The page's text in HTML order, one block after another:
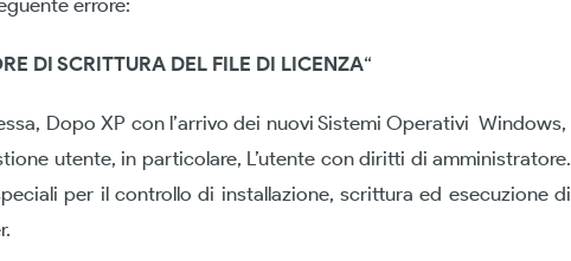
errore:
DI SCRITTURA DEL FILE DI LICENZA“
Dopo XP con l’arrivo dei nuovi Sistemi Operativi Windows,
utente, in particolare, L’utente con diritti di amministratore.
per il controllo di installazione, scrittura ed esecuzione di